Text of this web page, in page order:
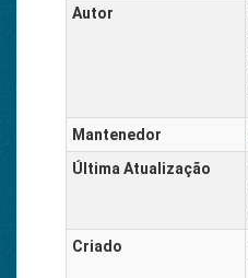
Autor
Mantenedor
Última Atualização
Criado